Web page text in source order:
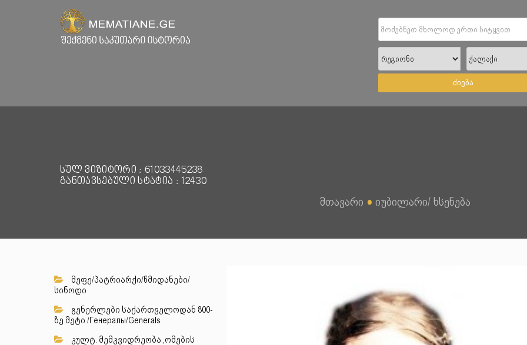
ძიება
სულ ვიზიტორი : 61033445238
განთავსებული სტატია : 12430
მთავარი ● იუბილარი/ ხსენება
მეფე/პატრიარქი/წმიდანები/
სინოდი
გენერლები საქართველოდან 800-
ზე მეტი /Генералы/Generals
კულტ. მემკვიდრეობა ,ომების